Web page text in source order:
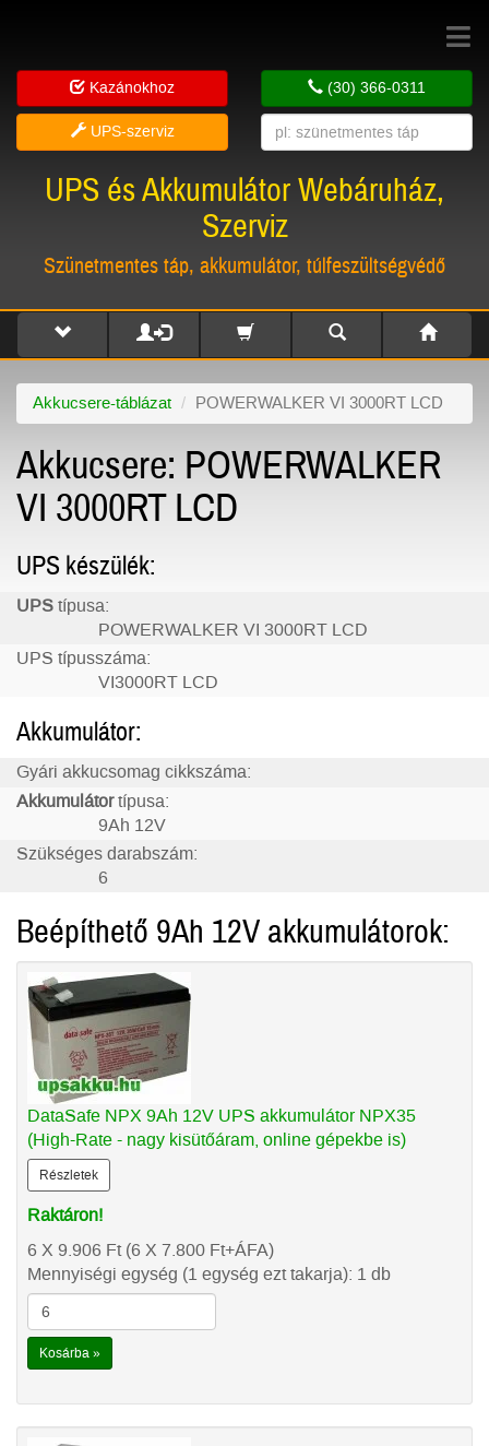
Toggle
Kazánokhoz
UPS-szerviz
(30) 366-0311
UPS és Akkumulátor Webáruház,
Szerviz
Szünetmentes táp, akkumulátor, túlfeszültségvédő
Akkucsere-táblázat POWERWALKER VI 3000RT LCD
Akkucsere: POWERWALKER
VI 3000RT LCD
UPS készülék:
UPS típusa:
POWERWALKER VI 3000RT LCD
UPS típusszáma:
VI3000RT LCD
Akkumulátor:
Gyári akkucsomag cikkszáma:
Akkumulátortípusa:
9Ah 12V
Szükséges darabszám:
6
Beépíthető 9Ah 12V akkumulátorok:
DataSafe NPX 9Ah 12V UPS akkumulátor NPX35
(High-Rate - nagy kisütőáram, online gépekbe is)
Részletek
Raktáron!
6 X 9.906 Ft(6 X 7.800 Ft+ÁFA)
Mennyiségi egység (1 egység ezt takarja): 1 db
Kosárba »